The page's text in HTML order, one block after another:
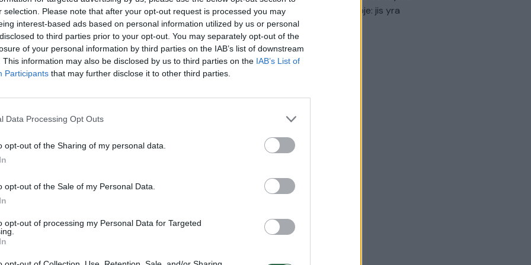
selection. Please note that after your opt-out request is processed you may
interest-based ads based on personal information utilized by us or personal
to third parties prior to your opt-out. You may separately opt-out of the
of your personal information by third parties on the IAB’s list of downstream
This information may also be disclosed by us to third parties on the IAB’s List of
Participants that may further disclose it to other third parties.
Data Processing Opt Outs
opt-out of the Sharing of my personal data.
opt-out of the Sale of my Personal Data.
opt-out of processing my Personal Data for Targeted
krepinis reporterė tik Lrytas.TV
Visi įrašai
–
kasdienybė – priekabiavimas, patyčios ir
įsitvirtinti Ukrainos politikoje: jis yra
neteisus